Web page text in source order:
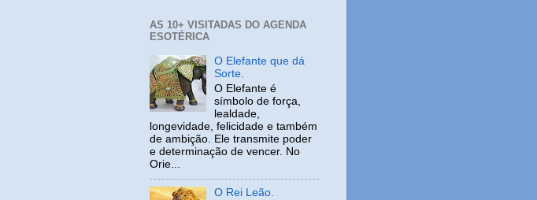
AS 10+ VISITADAS DO AGENDA
ESOTÉRICA
O Elefante que dá
Sorte.
O Elefante é
símbolo de força,
lealdade,
longevidade, felicidade e também
de ambição. Ele transmite poder
e determinação de vencer. No
Orie...
O Rei Leão.